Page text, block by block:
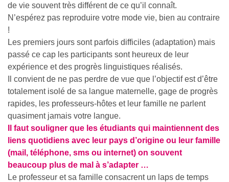
de vie souvent très différent de ce qu’il connaît.
N’espérez pas reproduire votre mode vie, bien au contraire
!
Les premiers jours sont parfois difficiles (adaptation) mais
passé ce cap les participants sont heureux de leur
expérience et des progrès linguistiques réalisés.
Il convient de ne pas perdre de vue que l’objectif est d’être
totalement isolé de sa langue maternelle, gage de progrès
rapides, les professeurs-hôtes et leur famille ne parlent
quasiment jamais votre langue.
Il faut souligner que les étudiants qui maintiennent des
liens quotidiens avec leur pays d’origine ou leur famille
(mail, téléphone, sms ou internet) on souvent
beaucoup plus de mal à s’adapter …
Le professeur et sa famille consacrent un laps de temps